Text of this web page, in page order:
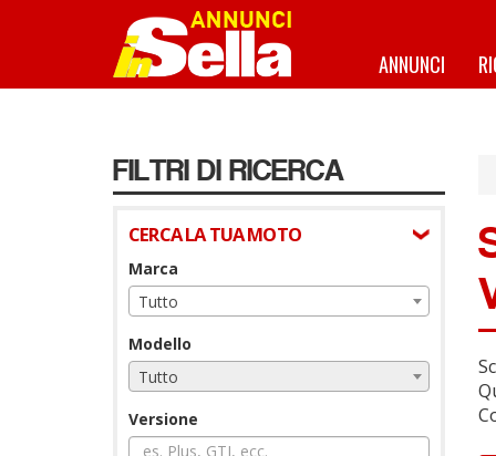
ANNUNCI
FILTRI DI RICERCA
CERCA LA TUA MOTO
Marca
Tutto
Modello
Tutto
Versione